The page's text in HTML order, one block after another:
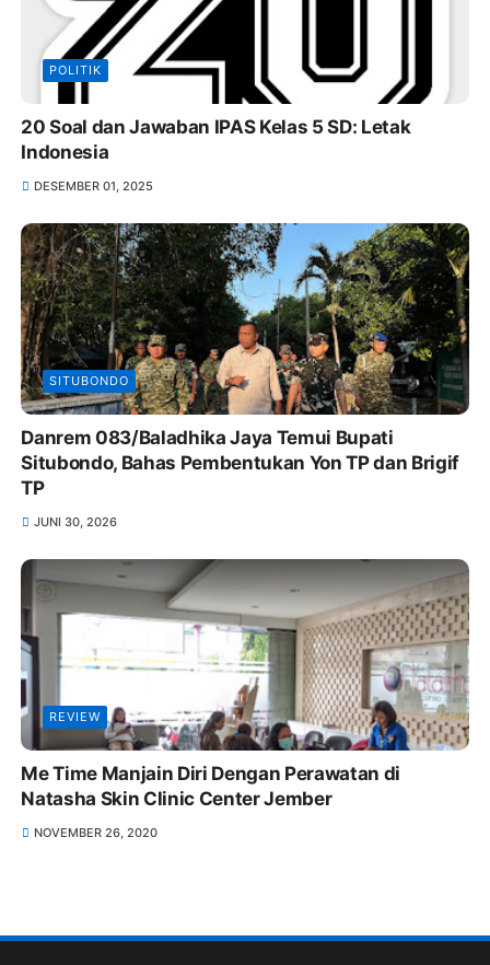
POLITIK
20 Soal dan Jawaban IPAS Kelas 5 SD: Letak
Indonesia
DESEMBER 01, 2025
SITUBONDO
Danrem 083/Baladhika Jaya Temui Bupati
Situbondo, Bahas Pembentukan Yon TP dan Brigif
TP
JUNI 30, 2026
REVIEW
Me Time Manjain Diri Dengan Perawatan di
Natasha Skin Clinic Center Jember
NOVEMBER 26, 2020